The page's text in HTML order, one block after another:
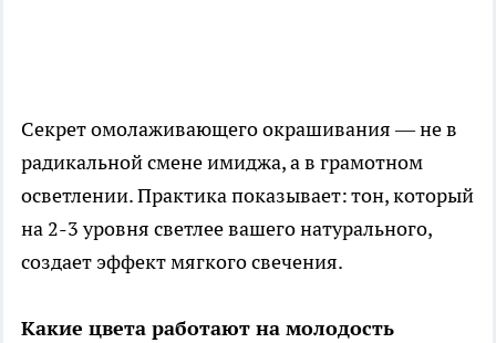
Секрет омолаживающего окрашивания — не в
радикальной смене имиджа, а в грамотном
осветлении. Практика показывает: тон, который
на 2-3 уровня светлее вашего натурального,
создает эффект мягкого свечения.
Какие цвета работают на молодость